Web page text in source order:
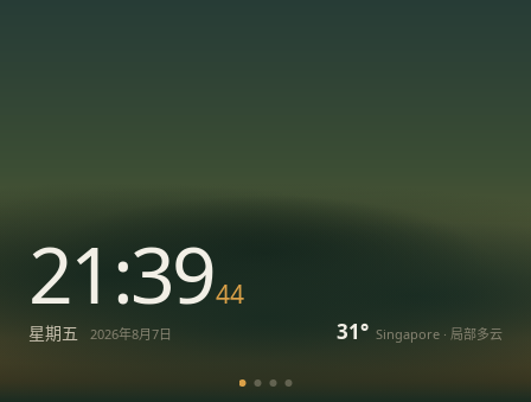
21:3944
星期五 2026年8月7日 31° Singapore · 局部多云